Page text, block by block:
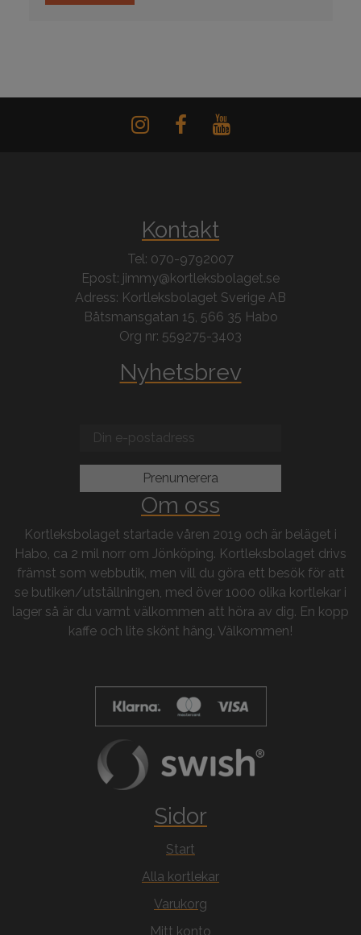
Kontakt
Tel: 070-9792007
Epost: jimmy@kortleksbolaget.se
Adress: Kortleksbolaget Sverige AB
Båtsmansgatan 15, 566 35 Habo
Org nr: 559275-3403
Nyhetsbrev
Om oss
Kortleksbolaget startade våren 2019 och är beläget i
Habo, ca 2 mil norr om Jönköping. Kortleksbolaget drivs
främst som webbutik, men vill du göra ett besök för att
se butiken/utställningen, med över 1000 olika kortlekar i
lager så är du varmt välkommen att höra av dig. En kopp
kaffe och lite skönt häng. Välkommen!
Sidor
Start
Alla kortlekar
Varukorg
Mitt konto